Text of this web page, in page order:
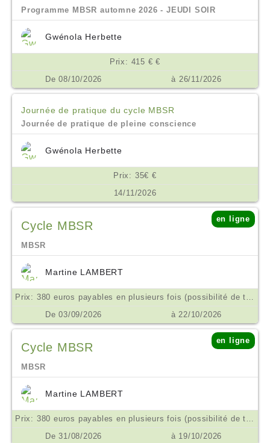
Programme MBSR automne 2026 - JEUDI SOIR
Gwénola Herbette
Prix: 415 € €
De 08/10/2026
à 26/11/2026
Journée de pratique du cycle MBSR
Journée de pratique de pleine conscience
Gwénola Herbette
Prix: 35€ €
14/11/2026
Cycle MBSR
en ligne
MBSR
Martine LAMBERT
Prix: 380 euros payables en plusieurs fois (possibilité de tarif aménagé ne pas hésiter à m'en parler) €
De 03/09/2026
à 22/10/2026
Cycle MBSR
en ligne
MBSR
Martine LAMBERT
Prix: 380 euros payables en plusieurs fois (possibilité de tarif aménagé ne pas hésiter à m'en parler) €
De 31/08/2026
à 19/10/2026